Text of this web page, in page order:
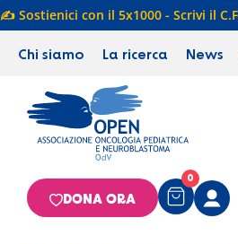
✍️ Sostienici con il 5x1000 - Scrivi il
Chi siamo La ricerca News
0
DONA ORA